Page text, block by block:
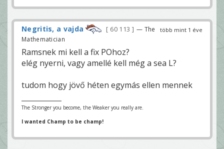
több mint 1 éve
Negritis, a vajda 60 113
— The
Mathematician
Ramsnek mi kell a fix POhoz?
elég nyerni, vagy amellé kell még a sea L?
tudom hogy jövő héten egymás ellen mennek
The Stronger you become, the Weaker you really are.
I wanted Champ to be champ!